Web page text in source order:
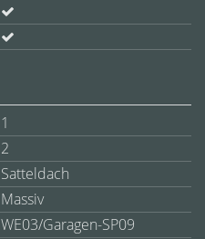
1
2
Satteldach
Massiv
WE03/Garagen-SP09